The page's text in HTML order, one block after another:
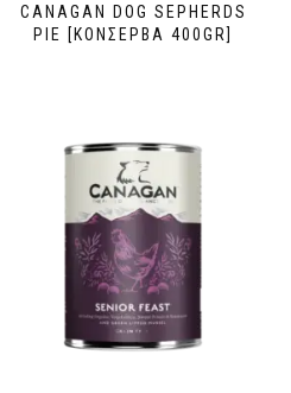
CANAGAN DOG SEPHERDS
PIE [ΚΟΝΣΕΡΒΑ 400GR]